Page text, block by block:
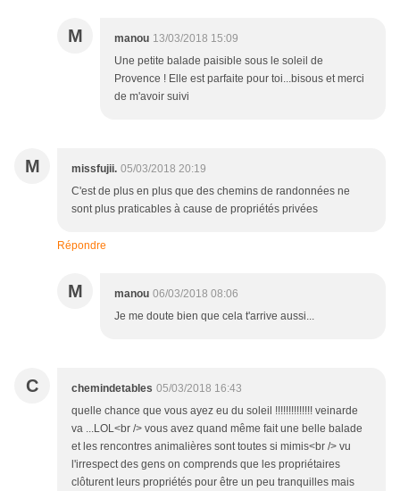
M manou 13/03/2018 15:09
Une petite balade paisible sous le soleil de
Provence ! Elle est parfaite pour toi...bisous et merci
de m'avoir suivi
M missfujii. 05/03/2018 20:19
C'est de plus en plus que des chemins de randonnées ne
sont plus praticables à cause de propriétés privées
Répondre
M manou 06/03/2018 08:06
Je me doute bien que cela t'arrive aussi...
C chemindetables 05/03/2018 16:43
quelle chance que vous ayez eu du soleil !!!!!!!!!!!!!! veinarde
va ...LOL<br /> vous avez quand même fait une belle balade
et les rencontres animalières sont toutes si mimis<br /> vu
l'irrespect des gens on comprends que les propriétaires
clôturent leurs propriétés pour être un peu tranquilles mais